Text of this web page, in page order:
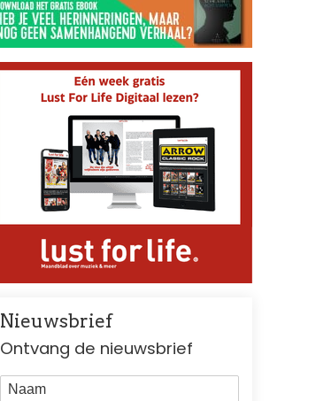
Nieuwsbrief
Ontvang de nieuwsbrief
Naam